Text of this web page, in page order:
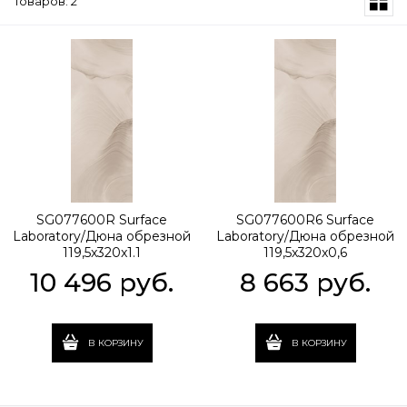
SG077600R Surface
Laboratory/Дюна обрезной
119,5x320x1.1
10 496 руб.
В КОРЗИНУ
SG077600R6 Surface
Laboratory/Дюна обрезной
119,5x320x0,6
8 663 руб.
В КОРЗИНУ